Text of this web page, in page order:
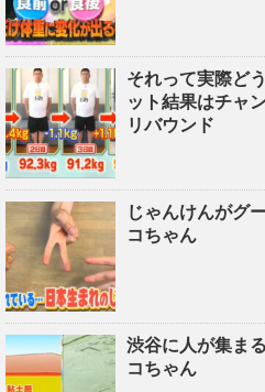
それって実際ど
ット結果はチャ
リバウンド
じゃんけんがグ
コちゃん
渋谷に人が集ま
コちゃん